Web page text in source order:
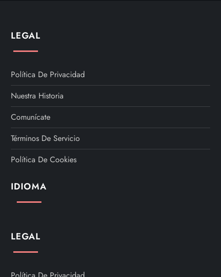
s
p
a
g
i
n
t
o
n
LEGAL
Política De Privacidad
Nuestra Historia
Comunícate
Términos De Servicio
Política De Cookies
IDIOMA
LEGAL